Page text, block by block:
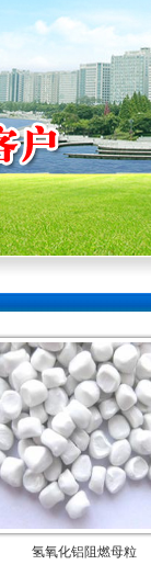
氢氧化铝阻燃母粒